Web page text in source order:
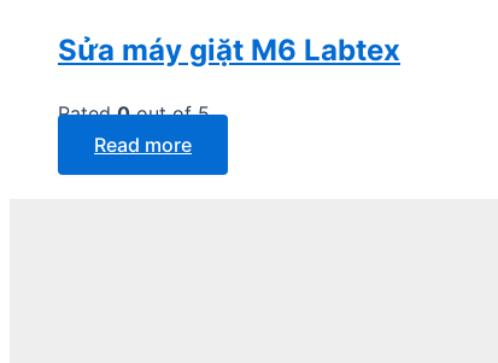
Sửa máy giặt M6 Labtex
Rated0out of 5
Read more